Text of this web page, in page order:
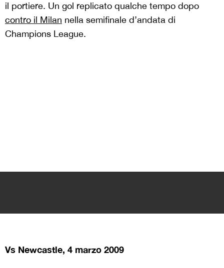
il portiere. Un gol replicato qualche tempo dopo
contro il Milan nella semifinale d’andata di
Champions League.
Vs Newcastle, 4 marzo 2009